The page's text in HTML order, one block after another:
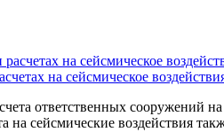
на сейсмическое
ответственных сооружений
сейсмические воздействия